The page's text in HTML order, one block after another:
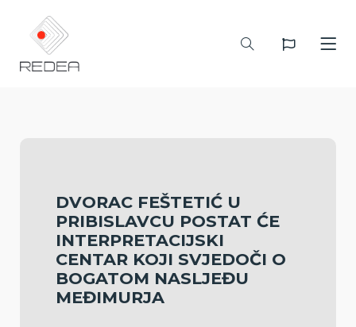
DVORAC FEŠTETIĆ U
PRIBISLAVCU POSTAT ĆE
INTERPRETACIJSKI
CENTAR KOJI SVJEDOČI O
BOGATOM NASLJEĐU
MEĐIMURJA